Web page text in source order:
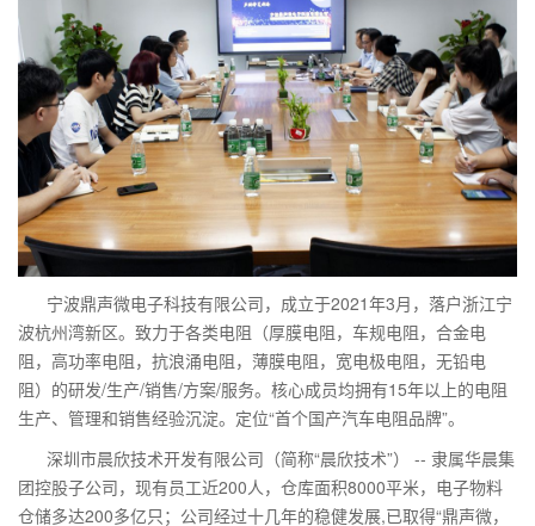
宁波鼎声微电子科技有限公司，成立于2021年3月，落户浙江宁
波杭州湾新区。致力于各类电阻（厚膜电阻，车规电阻，合金电
阻，高功率电阻，抗浪涌电阻，薄膜电阻，宽电极电阻，无铅电
阻）的研发/生产/销售/方案/服务。核心成员均拥有15年以上的电阻
生产、管理和销售经验沉淀。定位“首个国产汽车电阻品牌”。
深圳市晨欣技术开发有限公司（简称“晨欣技术”） -- 隶属华晨集
团控股子公司，现有员工近200人，仓库面积8000平米，电子物料
仓储多达200多亿只；公司经过十几年的稳健发展,已取得“鼎声微，